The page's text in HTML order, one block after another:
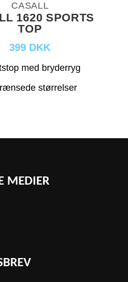
CASALL
1620 SPORTS
TOP
399 DKK
med bryderryg
størrelser
MEDIER